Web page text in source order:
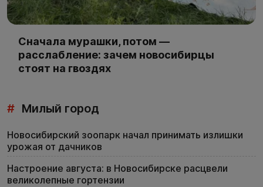
Сначала мурашки, потом —
расслабление: зачем новосибирцы
стоят на гвоздях
# Милый город
Новосибирский зоопарк начал принимать излишки
урожая от дачников
Настроение августа: в Новосибирске расцвели
великолепные гортензии